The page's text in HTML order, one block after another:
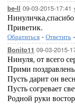
be-ll 09-03-2015-17:41
Нинуличка,спасибо
Приветик.
Обратиться - Ответить -
Bonito11 09-03-2015-
Нинуля, от всего
Прими
Пусть дарит он
Пусть согревает
Родной руки